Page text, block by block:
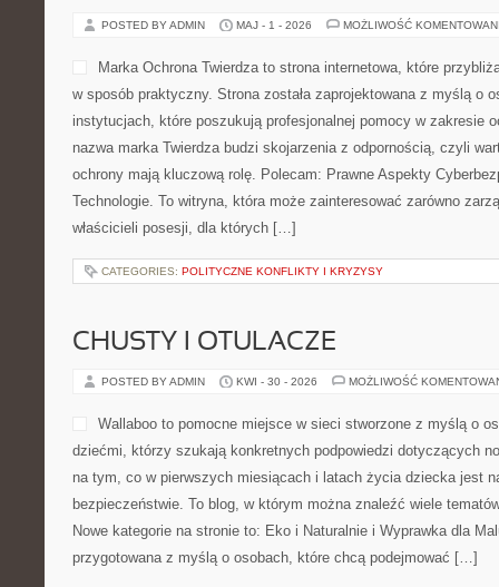
POSTED BY ADMIN MAJ - 1 - 2026 MOŻLIWOŚĆ
Marka Ochrona Twierdza to strona internetowa, które
w sposób praktyczny. Strona została zaprojektowana z myślą o
instytucjach, które poszukują profesjonalnej pomocy w zakresie
nazwa marka Twierdza budzi skojarzenia z odpornością, czyli
ochrony mają kluczową rolę. Polecam: Prawne Aspekty
Technologie. To witryna, która może zainteresować zarówno
właścicieli posesji, dla których […]
CATEGORIES: POLITYCZNE KONFLIKTY I KRYZYSY
CHUSTY I OTULACZE
POSTED BY ADMIN KWI - 30 - 2026 MOŻLIWOŚĆ
Wallaboo to pomocne miejsce w sieci stworzone z myślą o
dziećmi, którzy szukają konkretnych podpowiedzi dotyczących
na tym, co w pierwszych miesiącach i latach życia dziecka jest
bezpieczeństwie. To blog, w którym można znaleźć wiele
Nowe kategorie na stronie to: Eko i Naturalnie i Wyprawka dla
przygotowana z myślą o osobach, które chcą podejmować […]